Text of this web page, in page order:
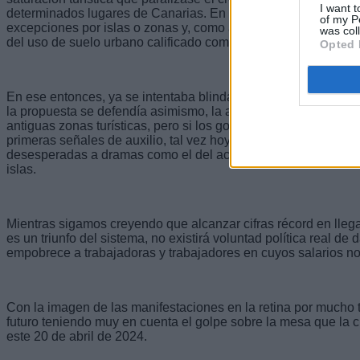
I want
of my
was
Opted
determinados lugares de Canarias. En ese texto que se
excepciones por islas o zonas y, como aspecto
del uso de suelo urbano calificado como turístico a
En ese entonces, ya se intentaba blindar el derecho a la
la propuesta se defendía asimismo, la articulación de ayudas
antiguas zonas turísticas, pero si los gobiernos sucesivos de
primeras señales de auxilio, tal vez hoy no estaríamos
desesperadas a dramas como el del acceso a una vivienda
islas.
Mientras sigamos creyendo que alcanzar cifras récord en
es un triunfo del sistema, no existirá voluntad política real de
empobrece a trabajadoras y trabajadores en cuyos salarios
Con la imagen de las manifestaciones en la retina por mucho
futuro teniendo muy en cuenta el golpe sobre la mesa que la
este 20 de abril de 2024.